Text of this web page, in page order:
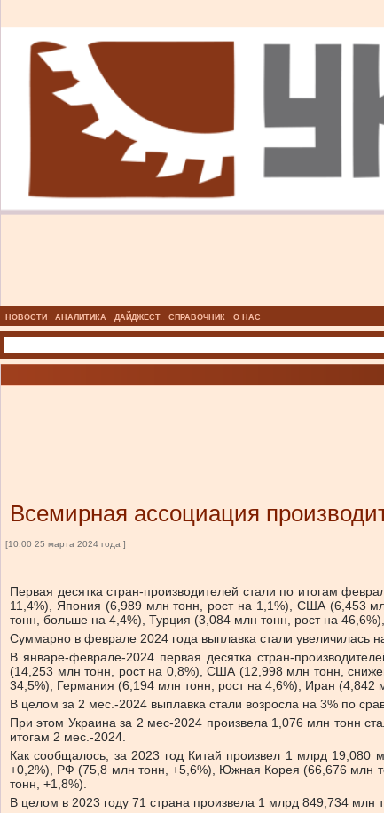
НОВОСТИ АНАЛИТИКА ДАЙДЖЕСТ СПРАВОЧНИК О НАС
Всемирная ассоциация
[10:00 25 марта 2024 года ]
Первая десятка стран-производителей стали по итогам
11,4%), Япония (6,989 млн тонн, рост на 1,1%), США (6,453
тонн, больше на 4,4%), Турция (3,084 млн тонн, рост на
Суммарно в феврале 2024 года выплавка стали увеличилась
В январе-феврале-2024 первая десятка стран-
(14,253 млн тонн, рост на 0,8%), США (12,998 млн тонн,
34,5%), Германия (6,194 млн тонн, рост на 4,6%), Иран
В целом за 2 мес.-2024 выплавка стали возросла на 3% по
При этом Украина за 2 мес-2024 произвела 1,076 млн тонн
итогам 2 мес.-2024.
Как сообщалось, за 2023 год Китай произвел 1 млрд
+0,2%), РФ (75,8 млн тонн, +5,6%), Южная Корея (66,676 млн
тонн, +1,8%).
В целом в 2023 году 71 страна произвела 1 млрд 849,734 млн